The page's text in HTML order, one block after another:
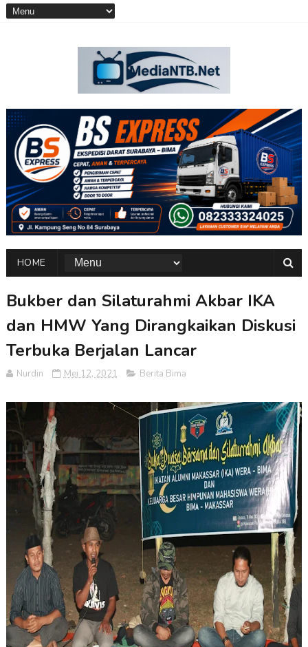
HOME
Bukber dan Silaturahmi Akbar IKA
dan HMW Yang Dirangkaikan Diskusi
Terbuka Berjalan Lancar
Nurdin Mei 12, 2021 Berita Bima